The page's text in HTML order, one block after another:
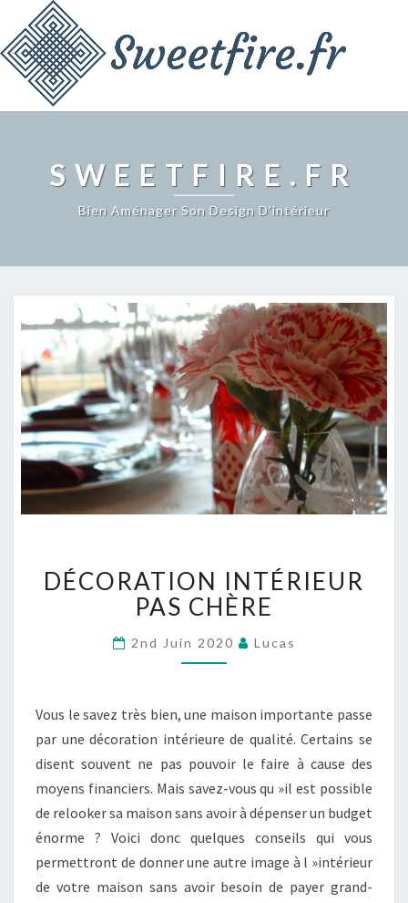
SWEETFIRE.FR
Bien Aménager Son Design D'intérieur
INTÉRIEUR
PAS
CHÈRE
DÉCORATION INTÉRIEUR
PAS CHÈRE
2nd Juin 2020 Lucas
Vous le savez très bien, une maison importante passe
par une décoration intérieure de qualité. Certains se
disent souvent ne pas pouvoir le faire à cause des
moyens financiers. Mais savez-vous qu »il est possible
de relooker sa maison sans avoir à dépenser un budget
énorme ? Voici donc quelques conseils qui vous
permettront de donner une autre image à l »intérieur
de votre maison sans avoir besoin de payer grand-